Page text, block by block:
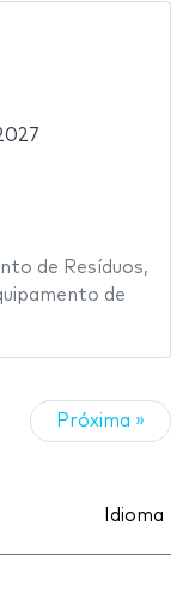
de Resíduos,
de
Próxima »
Idioma